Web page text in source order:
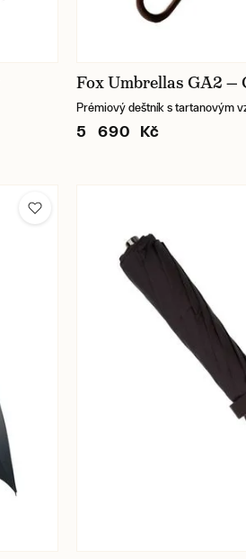
Fox Umbrellas GA2 —
Prémiový deštník s tartanovým
5 690 Kč